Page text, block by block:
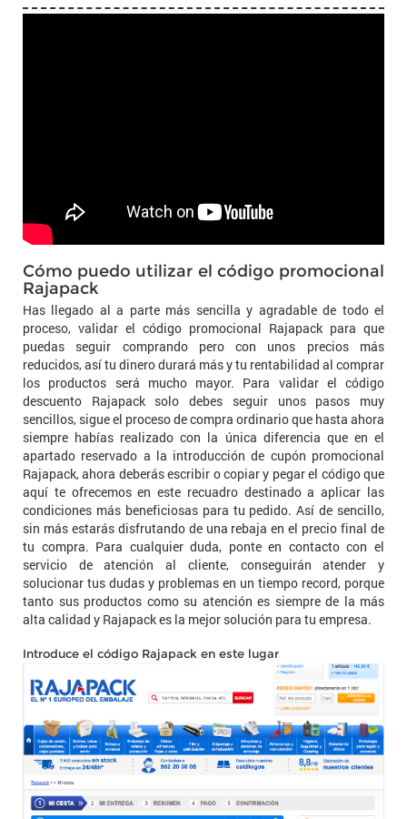
Cómo puedo utilizar el código promocional
Rajapack
Has llegado al a parte más sencilla y agradable de todo el
proceso, validar el código promocional Rajapack para que
puedas seguir comprando pero con unos precios más
reducidos, así tu dinero durará más y tu rentabilidad al comprar
los productos será mucho mayor. Para validar el código
descuento Rajapack solo debes seguir unos pasos muy
sencillos, sigue el proceso de compra ordinario que hasta ahora
siempre habías realizado con la única diferencia que en el
apartado reservado a la introducción de cupón promocional
Rajapack, ahora deberás escribir o copiar y pegar el código que
aquí te ofrecemos en este recuadro destinado a aplicar las
condiciones más beneficiosas para tu pedido. Así de sencillo,
sin más estarás disfrutando de una rebaja en el precio final de
tu compra. Para cualquier duda, ponte en contacto con el
servicio de atención al cliente, conseguirán atender y
solucionar tus dudas y problemas en un tiempo record, porque
tanto sus productos como su atención es siempre de la más
alta calidad y Rajapack es la mejor solución para tu empresa.
Introduce el código Rajapack en este lugar